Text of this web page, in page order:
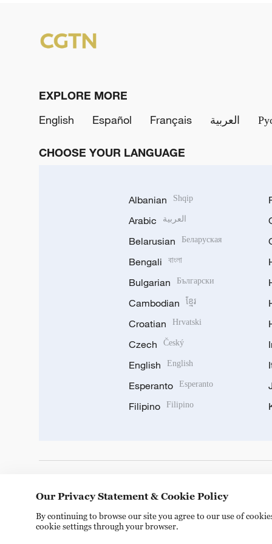
EXPLORE MORE
English
Español Français العربية
CHOOSE YOUR LANGUAGE
Albanian Shqip
Arabic العربية
Belarusian Беларуская
Bengali বাংলা
Bulgarian Български
Cambodian ខ្មែរ
Croatian Hrvatski
Czech Český
English English
Esperanto Esperanto
Filipino Filipino
Our Privacy Statement & Cookie Policy
By continuing to browse our site you agree to our use of
cookie settings through your browser.